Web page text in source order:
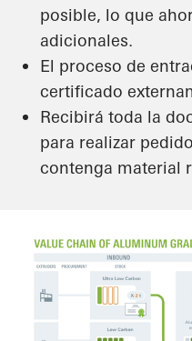
posible, lo que
adicionales.
El proceso de
certificado
Recibirá toda la
para realizar
contenga material